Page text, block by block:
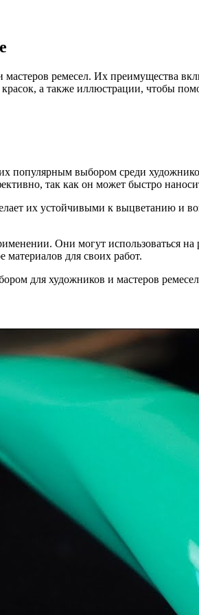
ремесел. Их преимущества
а также иллюстрации, чтобы
популярным выбором среди
так как он может быстро
их устойчивыми к выцветанию и
Они могут использоваться на
для своих работ.
для художников и мастеров